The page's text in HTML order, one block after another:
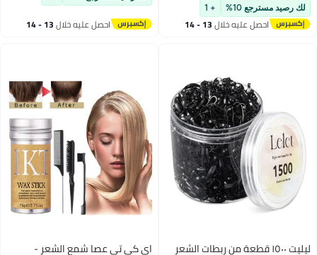
لضفائر تدوم طويلاً، ربطات شعر
قطنية، مثالية للشعر المتوسط ​​
والكثيف والخفيف، إكسسوارات شعر
#1 في منتجات مطاطية
لك رصيد مسترجع 10% + 1
احصل عليه خلال 13 - 14
وتبييضه، وتغطية الجذور
احصل عليه خلال 13 - 14
ليليت ١٥٠٠ قطعة من ربطات الشعر اي كي تي عصا شمع الشعر -